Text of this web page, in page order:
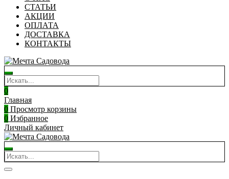
СТАТЬИ
АКЦИИ
ОПЛАТА
ДОСТАВКА
КОНТАКТЫ
0
Главная
0 Просмотр корзины
0 Избранное
Личный кабинет